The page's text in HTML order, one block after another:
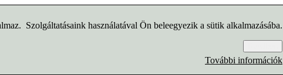
Szolgáltatásaink használatával Ön beleegyezik a sütik alkalmazásába.
További információk